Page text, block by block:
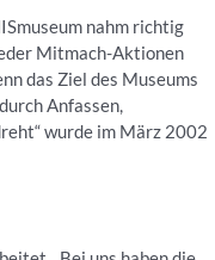
nahm richtig
Mitmach-Aktionen
das Ziel des Museums
Anfassen,
wurde im März 2002